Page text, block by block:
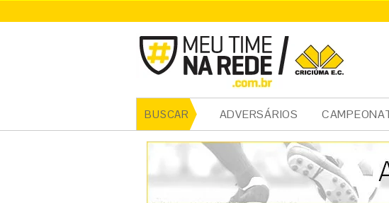
BUSCAR ADVERSÁRIOS